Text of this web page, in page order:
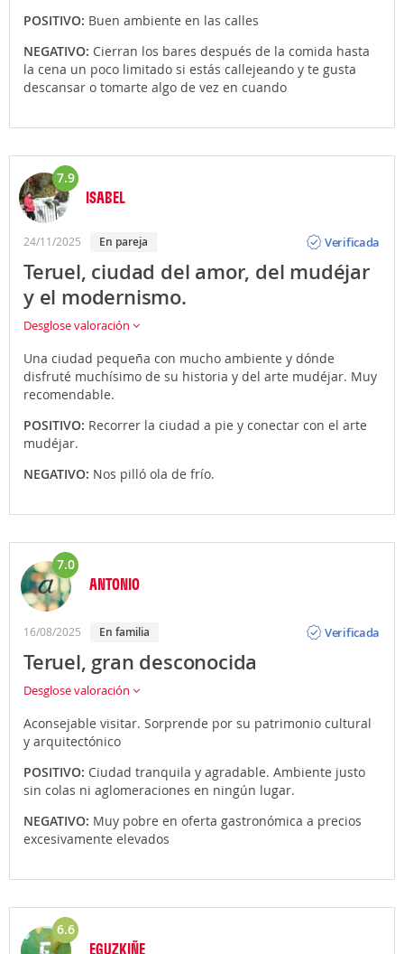
POSITIVO: Buen ambiente en las calles
NEGATIVO: Cierran los bares después de la comida hasta
la cena un poco limitado si estás callejeando y te gusta
descansar o tomarte algo de vez en cuando
7.9
ISABEL
24/11/2025 En pareja
Verificada
Teruel, ciudad del amor, del mudéjar
y el modernismo.
Desglose valoración
Una ciudad pequeña con mucho ambiente y dónde
disfruté muchísimo de su historia y del arte mudéjar. Muy
recomendable.
POSITIVO: Recorrer la ciudad a pie y conectar con el arte
mudéjar.
NEGATIVO: Nos pilló ola de frío.
7.0
ANTONIO
16/08/2025 En familia
Verificada
Teruel, gran desconocida
Desglose valoración
Aconsejable visitar. Sorprende por su patrimonio cultural
y arquitectónico
POSITIVO: Ciudad tranquila y agradable. Ambiente justo
sin colas ni aglomeraciones en ningún lugar.
NEGATIVO: Muy pobre en oferta gastronómica a precios
excesivamente elevados
6.6
EGUZKIÑE